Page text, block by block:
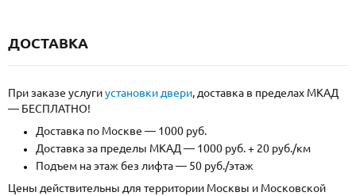
ДОСТАВКА
При заказе услугиустановки двери, доставка в пределах МКАД
— БЕСПЛАТНО!
Доставка по Москве — 1000 руб.
Доставка за пределы МКАД — 1000 руб. + 20 руб./км
Подъем на этаж без лифта — 50 руб./этаж
Цены действительны для территории Москвы и Московской